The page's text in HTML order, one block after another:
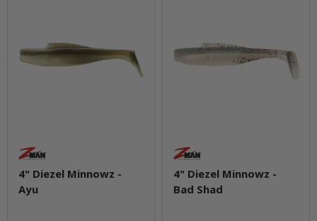
4" Diezel Minnowz -
Ayu
4" Diezel Minnowz -
Bad Shad